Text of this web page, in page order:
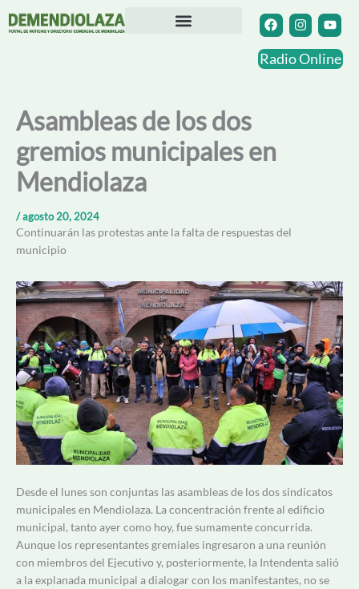
F
a
c
e
b
I
n
s
t
a
Y
o
u
t
u
Radio Online
Asambleas de los dos
gremios municipales en
Mendiolaza
/agosto 20, 2024
Continuarán las protestas ante la falta de respuestas del
municipio
Desde el lunes son conjuntas las asambleas de los dos sindicatos
municipales en Mendiolaza. La concentración frente al edificio
municipal, tanto ayer como hoy, fue sumamente concurrida.
Aunque los representantes gremiales ingresaron a una reunión
con miembros del Ejecutivo y, posteriormente, la Intendenta salió
a la explanada municipal a dialogar con los manifestantes, no se